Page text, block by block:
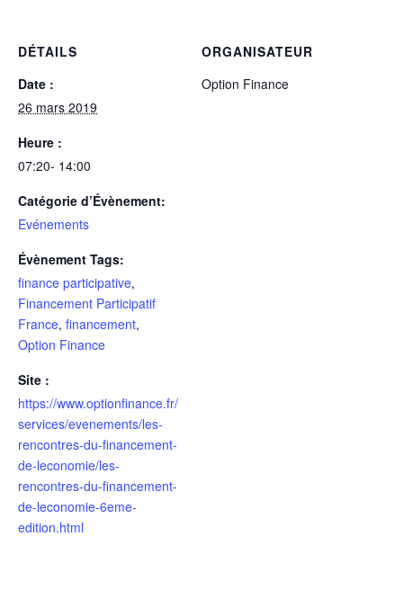
DÉTAILS
Date :
26 mars 2019
Heure :
07:20- 14:00
Catégorie d’Évènement:
Evénements
Évènement Tags:
finance participative,
Financement Participatif
France, financement,
Option Finance
Site :
https://www.optionfinance.fr/
services/evenements/les-
rencontres-du-financement-
de-leconomie/les-
rencontres-du-financement-
de-leconomie-6eme-
edition.html
ORGANISATEUR
Option Finance